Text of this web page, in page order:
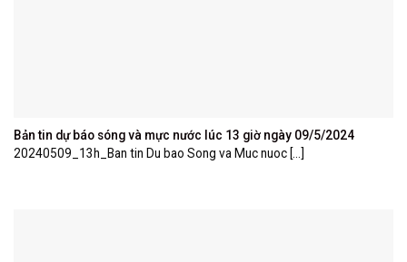
Bản tin dự báo sóng và mực nước lúc 13 giờ ngày 09/5/2024
20240509_13h_Ban tin Du bao Song va Muc nuoc [...]